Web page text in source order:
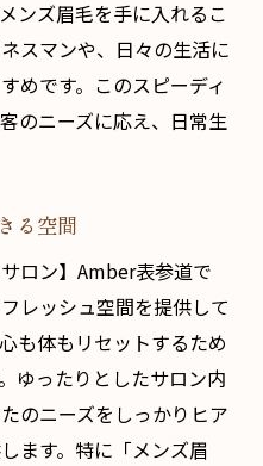
ンズ眉毛を手に入れるこ
スマンや、日々の生活に
めです。このスピーディ
のニーズに応え、日常生
る空間
ロン】Amber表参道で
レッシュ空間を提供して
も体もリセットするため
ゆったりとしたサロン内
のニーズをしっかりヒア
ます。特に「メンズ眉